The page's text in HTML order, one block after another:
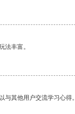
法丰富。
与其他用户交流学习心得。